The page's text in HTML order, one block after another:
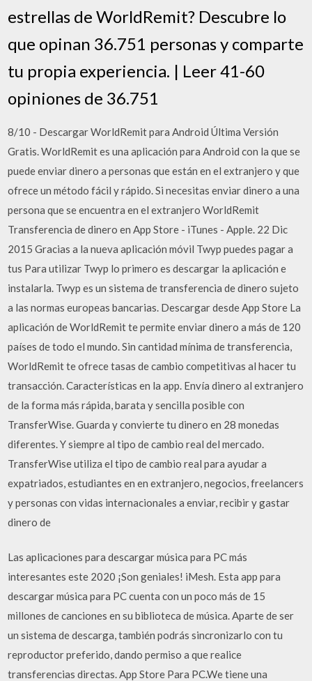
estrellas de WorldRemit? Descubre lo
que opinan 36.751 personas y comparte
tu propia experiencia. | Leer 41-60
opiniones de 36.751
8/10 - Descargar WorldRemit para Android Última Versión
Gratis. WorldRemit es una aplicación para Android con la que se
puede enviar dinero a personas que están en el extranjero y que
ofrece un método fácil y rápido. Si necesitas enviar dinero a una
persona que se encuentra en el extranjero WorldRemit
Transferencia de dinero en App Store - iTunes - Apple. 22 Dic
2015 Gracias a la nueva aplicación móvil Twyp puedes pagar a
tus Para utilizar Twyp lo primero es descargar la aplicación e
instalarla. Twyp es un sistema de transferencia de dinero sujeto
a las normas europeas bancarias. Descargar desde App Store La
aplicación de WorldRemit te permite enviar dinero a más de 120
países de todo el mundo. Sin cantidad mínima de transferencia,
WorldRemit te ofrece tasas de cambio competitivas al hacer tu
transacción. Características en la app. Envía dinero al extranjero
de la forma más rápida, barata y sencilla posible con
TransferWise. Guarda y convierte tu dinero en 28 monedas
diferentes. Y siempre al tipo de cambio real del mercado.
TransferWise utiliza el tipo de cambio real para ayudar a
expatriados, estudiantes en en extranjero, negocios, freelancers
y personas con vidas internacionales a enviar, recibir y gastar
dinero de
Las aplicaciones para descargar música para PC más
interesantes este 2020 ¡Son geniales! iMesh. Esta app para
descargar música para PC cuenta con un poco más de 15
millones de canciones en su biblioteca de música. Aparte de ser
un sistema de descarga, también podrás sincronizarlo con tu
reproductor preferido, dando permiso a que realice
transferencias directas. App Store Para PC.We tiene una